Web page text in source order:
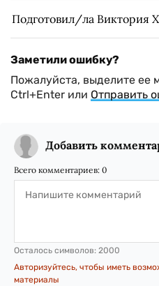
Подготовил/ла Виктория
Заметили ошибку?
Пожалуйста, выделите
Ctrl+Enter или Отправить
Добавить
Всего комментариев: 0
Осталось символов: 2000
Авторизуйтесь, чтобы иметь
материалы